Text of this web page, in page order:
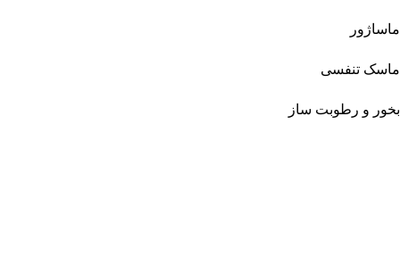
ماساژور
ماسک تنفسی
بخور و رطوبت ساز